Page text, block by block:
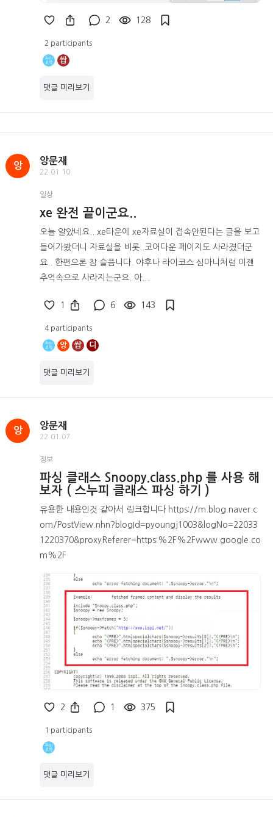
2 128
2 participants
쌉
댓글 미리보기
앙
앙문재
22.01.10
일상
xe 완전 끝이군요..
오늘 알았네요...xe타운에 xe자료실이 접속안된다는 글을 보고
들어가봤더니 자료실을 비롯..코어다운 페이지도 사라졌더군
요.. 한편으론 참 슬픔니다. 야후나 라이코스 심마니처럼 이젠
추억속으로 사라지는군요. 아...
1 6 143
4 participants
앙 쌉 디
댓글 미리보기
앙
앙문재
22.01.07
정보
파싱 클래스 Snoopy.class.php 를 사용 해
보자 ( 스누피 클래스 파싱 하기 )
유용한 내용인것 같아서 링크합니다 https://m.blog.naver.c
om/PostView.nhn?blogId=pyoungj1003&logNo=22033
1220370&proxyReferer=https:%2F%2Fwww.google.co
m%2F
2 1 375
1 participants
댓글 미리보기